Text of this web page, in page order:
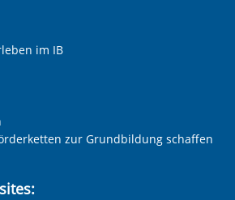
im IB
zur Grundbildung schaffen